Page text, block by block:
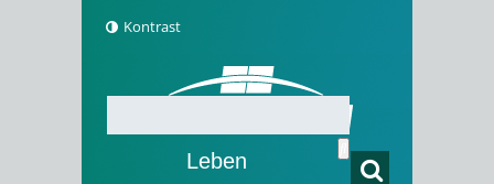
Kontrast
Leben